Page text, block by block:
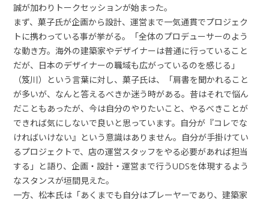
誠が加わりトークセッションが始まった。
まず、菓子氏が企画から設計、運営まで一気通貫でプロジェク
トに携わっている事が挙がる。「全体のプロデューサーのよう
な動き方。海外の建築家やデザイナーは普通に行っていること
だが、日本のデザイナーの職域も広がっているのを感じる」
（笈川）という言葉に対し、菓子氏は、「肩書を聞かれること
が多いが、なんと答えるべきか迷う時がある。昔はそれで悩ん
だこともあったが、今は自分のやりたいこと、やるべきことが
できれば気にしないで良いと思っています。自分が『コレでな
ければいけない』という意識はありません。自分が手掛けてい
るプロジェクトで、店の運営スタッフをやる必要があれば担当
する」と語り、企画・設計・運営まで行うUDSを体現するよう
なスタンスが垣間見えた。
一方、松本氏は「あくまでも自分はプレーヤーであり、建築家